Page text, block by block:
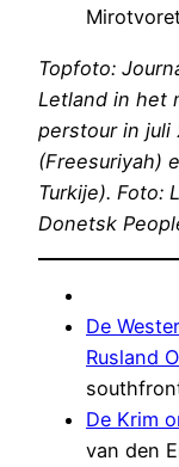
Topfoto:
Letland in het
perstour in juli
(Freesuriyah)
Turkije). Foto:
Donetsk
De
Rusland
De Krim
van den